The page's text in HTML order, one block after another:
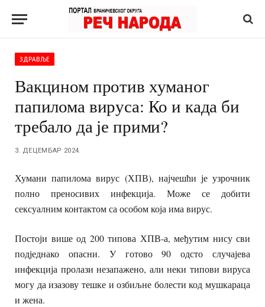
ЗДРАВЉЕ
Вакцином против хуманог
папилома вируса: Ко и када би
требало да је прими?
3. ДЕЦЕМБАР 2024.
Хумани папилома вирус (ХПВ), најчешћи је узрочник
полно преносивих инфекција. Може се добити
сексуалним контактом са особом која има вирус.
Постоји више од 200 типова ХПВ-а, међутим нису сви
подједнако опасни. У готово 90 одсто случајева
инфекција пролази незапажено, али неки типови вируса
могу да изазову тешке и озбиљне болести код мушкараца
и жена.